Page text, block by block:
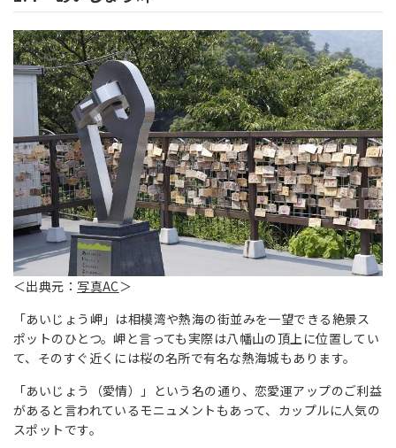
＜出典元： 写真AC＞
「あいじょう岬」は相模湾や熱海の街並みを一望できる絶景ス
ポットのひとつ。岬と言っても実際は八幡山の頂上に位置してい
て、そのすぐ近くには桜の名所で有名な熱海城もあります。
「あいじょう（愛情）」という名の通り、恋愛運アップのご利益
があると言われているモニュメントもあって、カップルに人気の
スポットです。